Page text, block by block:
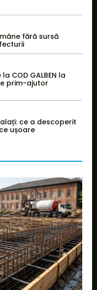
fără sursă
COD GALBEN la
prim-ajutor
ce a descoperit
ușoare